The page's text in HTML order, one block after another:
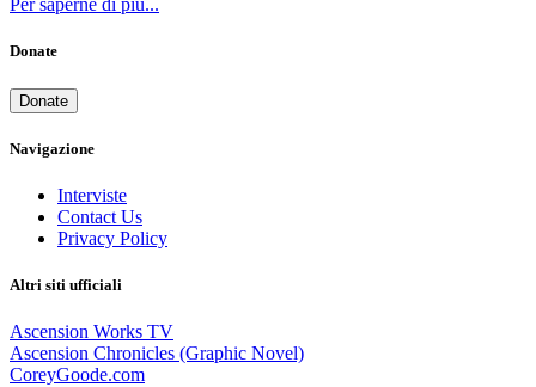
Per saperne di più...
Donate
Donate
Navigazione
Interviste
Contact Us
Privacy Policy
Altri siti ufficiali
Ascension Works TV
Ascension Chronicles (Graphic Novel)
CoreyGoode.com